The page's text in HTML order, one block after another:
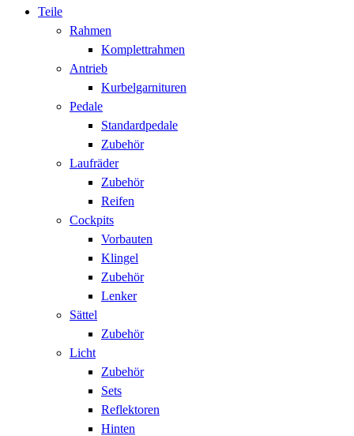
Teile
Rahmen
Komplettrahmen
Antrieb
Kurbelgarnituren
Pedale
Standardpedale
Zubehör
Laufräder
Zubehör
Reifen
Cockpits
Vorbauten
Klingel
Zubehör
Lenker
Sättel
Zubehör
Licht
Zubehör
Sets
Reflektoren
Hinten